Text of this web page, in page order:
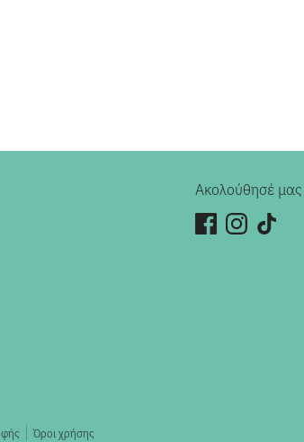
Ακολούθησέ μας
Όροι χρήσης